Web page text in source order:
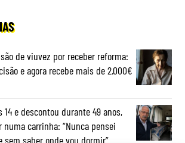
de viuvez por receber reforma:
e agora recebe mais de 2.000€
14 e descontou durante 49 anos,
numa carrinha: “Nunca pensei
sem saber onde vou dormir”